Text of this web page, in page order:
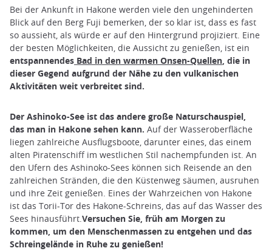
Bei der Ankunft in Hakone werden viele den ungehinderten
Blick auf den Berg Fuji bemerken, der so klar ist, dass es fast
so aussieht, als würde er auf den Hintergrund projiziert. Eine
der besten Möglichkeiten, die Aussicht zu genießen, ist ein
entspannendes Bad in den warmen Onsen-Quellen, die in
dieser Gegend aufgrund der Nähe zu den vulkanischen
Aktivitäten weit verbreitet sind.
Der Ashinoko-See ist das andere große Naturschauspiel,
das man in Hakone sehen kann. Auf der Wasseroberfläche
liegen zahlreiche Ausflugsboote, darunter eines, das einem
alten Piratenschiff im westlichen Stil nachempfunden ist. An
den Ufern des Ashinoko-Sees können sich Reisende an den
zahlreichen Stränden, die den Küstenweg säumen, ausruhen
und ihre Zeit genießen. Eines der Wahrzeichen von Hakone
ist das Torii-Tor des Hakone-Schreins, das auf das Wasser des
Sees hinausführt.Versuchen Sie, früh am Morgen zu
kommen, um den Menschenmassen zu entgehen und das
Schreingelände in Ruhe zu genießen!